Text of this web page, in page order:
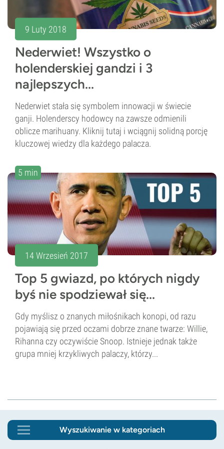
9 Luty 2018
Nederwiet! Wszystko o
holenderskiej gandzi i 3
najlepszych...
Nederwiet stała się symbolem innowacji w świecie
ganji. Holenderscy hodowcy na zawsze odmienili
oblicze marihuany. Kliknij tutaj i wciągnij solidną porcję
kluczowej wiedzy dla każdego palacza.
5 min
14 Wrzesień 2017
Top 5 gwiazd, po których nigdy
byś nie spodziewał się...
Gdy myślisz o znanych miłośnikach konopi, od razu
pojawiają się przed oczami dobrze znane twarze: Willie,
Rihanna czy oczywiście Snoop. Istnieje jednak także
grupa mniej krzykliwych palaczy, którzy...
Wyszukiwanie w kategoriach